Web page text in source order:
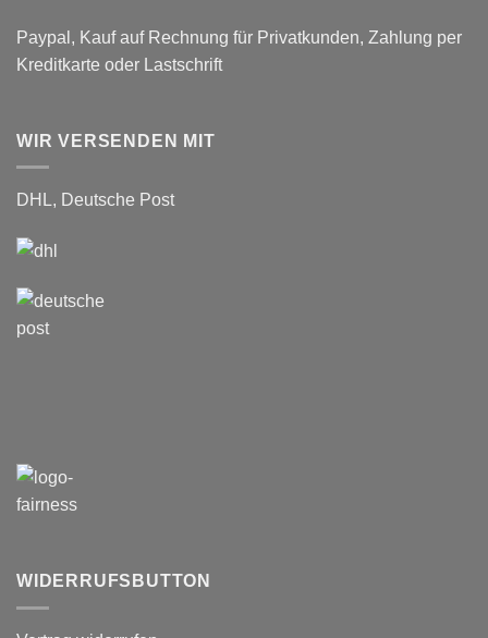
Paypal, Kauf auf Rechnung für Privatkunden, Zahlung per
Kreditkarte oder Lastschrift
WIR VERSENDEN MIT
DHL, Deutsche Post
WIDERRUFSBUTTON